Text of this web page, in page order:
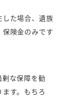
した場合、遺族
険金のみです
剰な保障を勧
す。もちろ